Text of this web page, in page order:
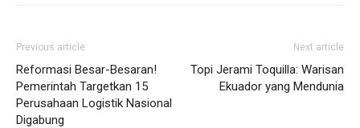
Previous article
Reformasi Besar-Besaran!
Pemerintah Targetkan 15
Perusahaan Logistik Nasional
Digabung
Next article
Topi Jerami Toquilla: Warisan
Ekuador yang Mendunia